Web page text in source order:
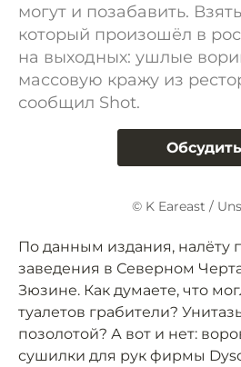
могут и позабавить.
который произошёл в
на выходных: ушлые
массовую кражу из
сообщил Shot.
Обсудить
© K Eareast /
По данным издания, налёту
заведения в Северном
Зюзине. Как думаете, что
туалетов грабители?
позолотой? А вот и нет:
сушилки для рук фирмы